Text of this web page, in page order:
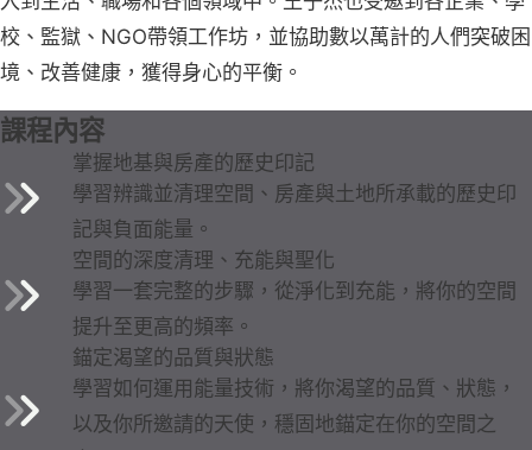
校、監獄、NGO帶領工作坊，並協助數以萬計的人們突破困
境、改善健康，獲得身心的平衡。
課程內容
掌握地基與房產的歷史印記
學習辨識並清理空間、房產與土地所承載的歷史印
記與負面能量。
空間的深度清理、充能與聖化
學習一套完整的步驟，從淨化到充能，將你的空間
提升至更高的頻率。
錨定渴望的品質與狀態
學習如何運用能量技術，將你渴望的品質、狀態，
以及你所邀請的天使，穩固地錨定在你的空間之